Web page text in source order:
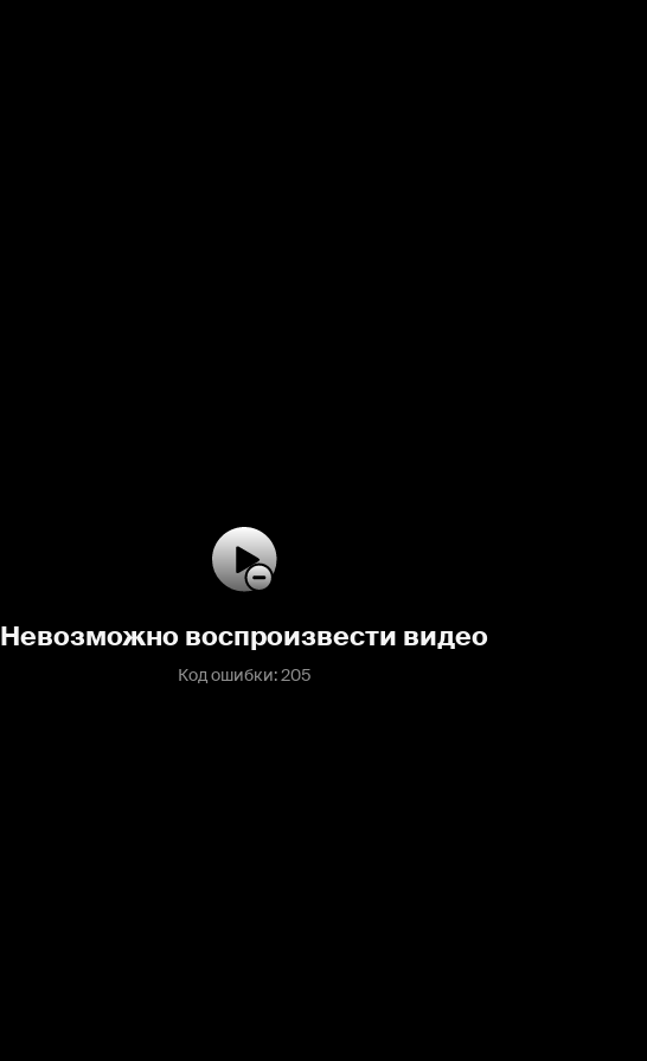
Невозможно воспроизвести видео
Код ошибки: 205